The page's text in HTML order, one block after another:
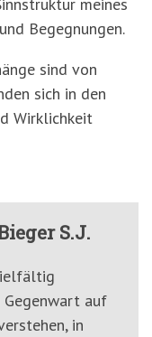
meines
Begegnungen.
sind von
sich in den
Wirklichkeit
S.J.
Gegenwart auf
in